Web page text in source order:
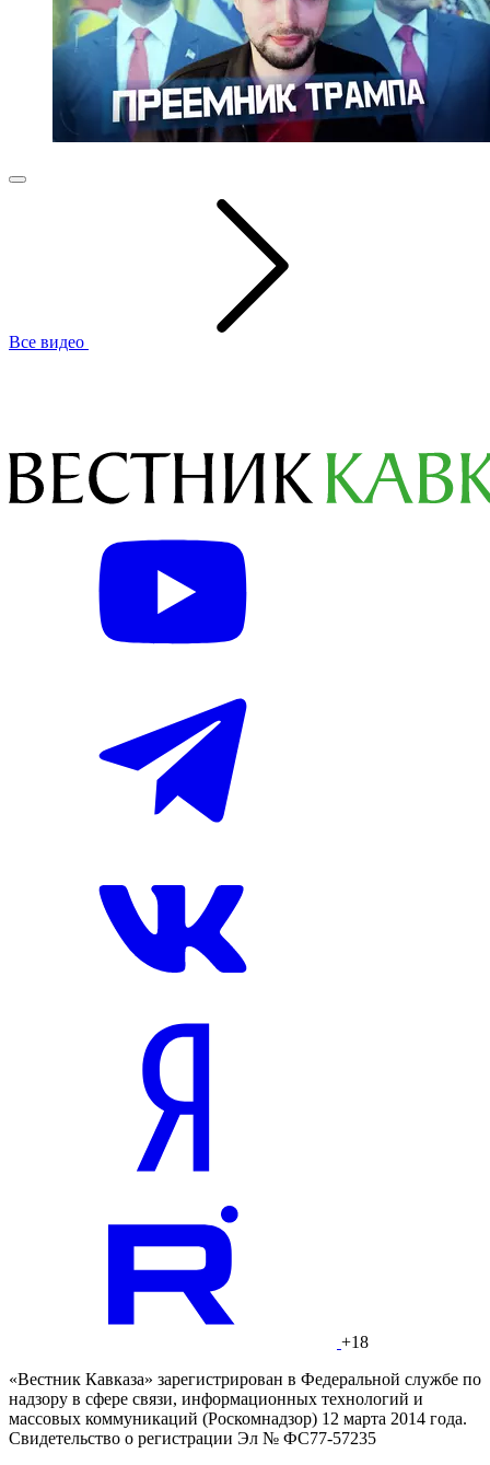
Все видео
+18
«Вестник Кавказа» зарегистрирован в Федеральной службе по
надзору в сфере связи, информационных технологий и
массовых коммуникаций (Роскомнадзор) 12 марта 2014 года.
Свидетельство о регистрации Эл № ФС77-57235